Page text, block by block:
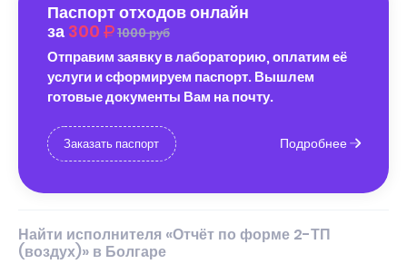
Паспорт отходов онлайн
за 300 1000 руб
Отправим заявку в лабораторию, оплатим её
услуги и сформируем паспорт. Вышлем
готовые документы Вам на почту.
Заказать паспорт Подробнее
Найти исполнителя «Отчёт по форме 2-ТП
(воздух)» в Болгаре